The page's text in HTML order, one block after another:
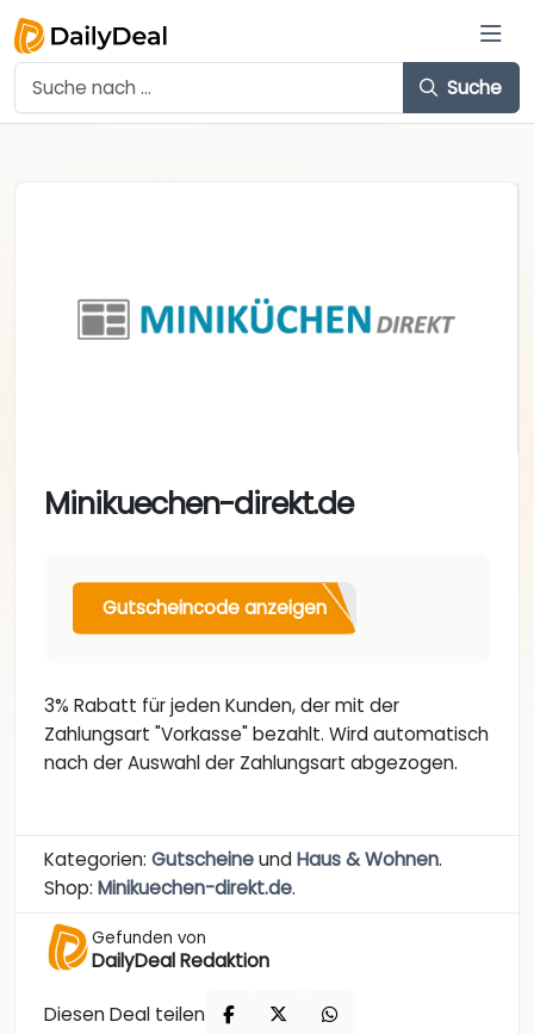
Suche
Minikuechen-direkt.de
Gutscheincode anzeigen
3% Rabatt für jeden Kunden, der mit der
Zahlungsart "Vorkasse" bezahlt. Wird automatisch
nach der Auswahl der Zahlungsart abgezogen.
Kategorien: GutscheineundHaus & Wohnen.
Shop: Minikuechen-direkt.de.
Gefunden von
DailyDeal Redaktion
Diesen Deal teilen